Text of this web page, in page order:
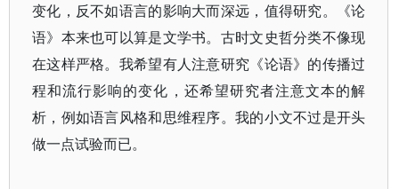
变化，反不如语言的影响大而深远，值得研究。《论
语》本来也可以算是文学书。古时文史哲分类不像现
在这样严格。我希望有人注意研究《论语》的传播过
程和流行影响的变化，还希望研究者注意文本的解
析，例如语言风格和思维程序。我的小文不过是开头
做一点试验而已。